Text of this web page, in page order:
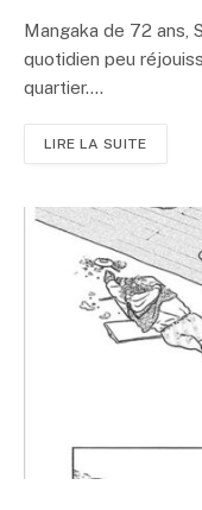
Mangaka de 72 ans,
quotidien peu
quartier.…
LIRE LA SUITE